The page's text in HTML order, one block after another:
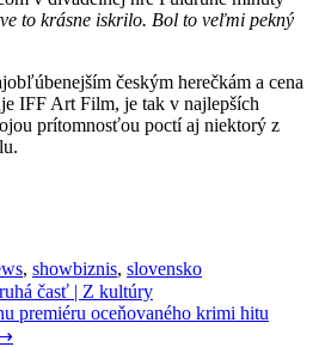
to krásne iskrilo. Bol to veľmi pekný
českým herečkám a cena
IFF Art Film, je tak v najlepších
prítomnosťou poctí aj niektorý z
, showbiznis, slovensko
časť | Z kultúry
premiéru oceňovaného krimi hitu